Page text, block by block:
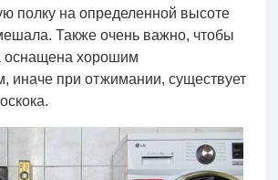
полку на определенной высоте
Также очень важно, чтобы
хорошим
иначе при отжимании, существует